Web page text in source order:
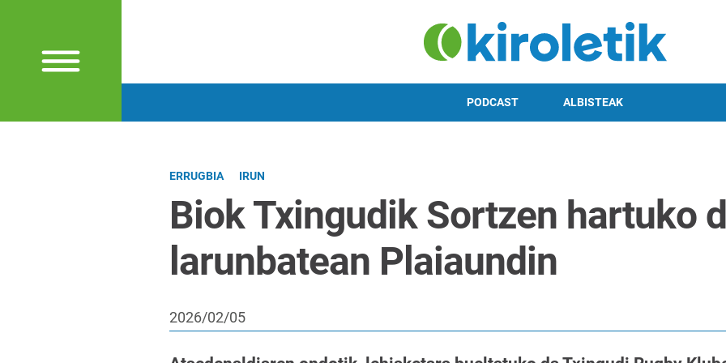
PODCAST ALBISTEAK
ERRUGBIA IRUN
Biok Txingudik Sortzen hartuko
larunbatean Plaiaundin
2026/02/05